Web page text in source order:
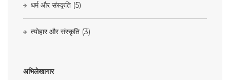
धर्म और संस्कृति (5)
त्योहार और संस्कृति (3)
अभिलेखागार